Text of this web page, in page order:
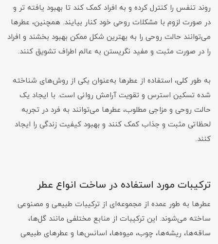
روند تنفس را کنترل کرده و به افراد کمک کند تا بهبود یافته تر و
در صورت لزوم با مشکلات روحی خود کنار بیایند. همچنین، عطرها
می‌توانند حالت روحی را به بهترین شکل ممکن بهبود بخشند و افراد
را در صورت مثبت و مفید نگریستن به عالم اطراف تشویق کنند.
به طور کلی، استفاده از عطرها به‌عنوان یکی از روش‌های شناخته
شده تسکین استرس و تقویت آرامش روانی است. با ایجاد یک
حالت روحی و مزاجی مطلوب، عطرها می‌توانند به فرد در تجربه
لحظاتی مثبت و جذاب کمک کنند و بهبود کیفیت زندگی را ایجاد
کنند.
ترکیبات مورد استفاده در ساخت انواع عطر
عطرها به طور عمده از مجموعه‌ای از ترکیبات طبیعی و مصنوعی
ساخته می‌شوند. این ترکیبات از منابع مختلفی مانند گل‌ها،
ساقه‌ها، ریشه‌ها، چوب، میوه‌ها، اسانس‌ها و عطرهای طبیعی